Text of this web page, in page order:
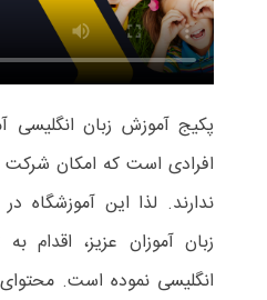
پکیج آموزش زبان
افرادی است که امکان
ندارند. لذا این آموزشگاه
زبان آموزان عزیز، اقدام
انگلیسی نموده است.